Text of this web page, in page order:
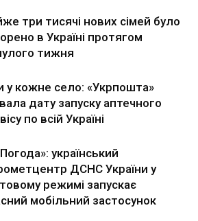
три тисячі нових сімей було
в Україні протягом
тижня
у кожне село: «Укрпошта»
дату запуску аптечного
по всій Україні
український
ДСНС України у
режимі запускає
мобільний застосунок